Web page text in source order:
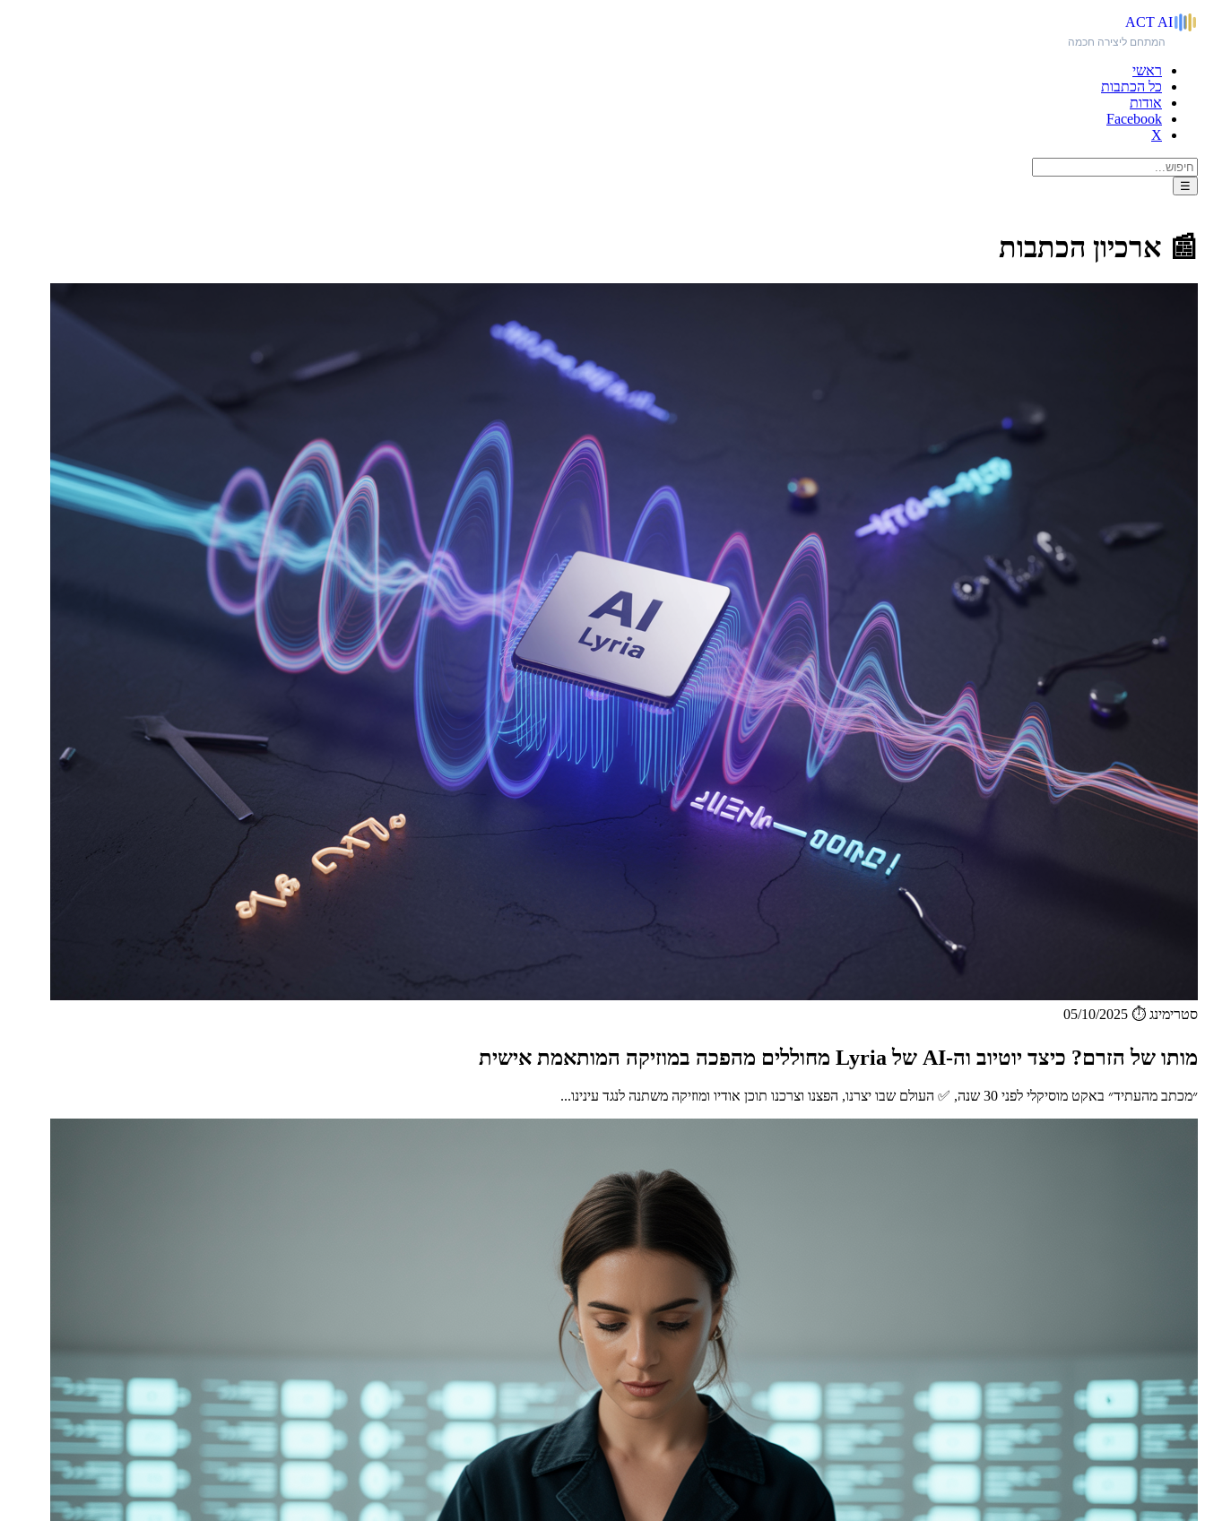
ACT AI
המתחם ליצירה חכמה
ראשי
כל הכתבות
אודות
Facebook
X
☰
📰 ארכיון הכתבות
סטרימינג ⏱️ 05/10/2025
מותו של הזרם? כיצד יוטיוב וה-AI של Lyria מחוללים מהפכה במוזיקה המותאמת אישית
״מכתב מהעתיד״ באקט מוסיקלי לפני 30 שנה, ✅ העולם שבו יצרנו, הפצנו וצרכנו תוכן אודיו ומוזיקה משתנה לנגד עינינו...